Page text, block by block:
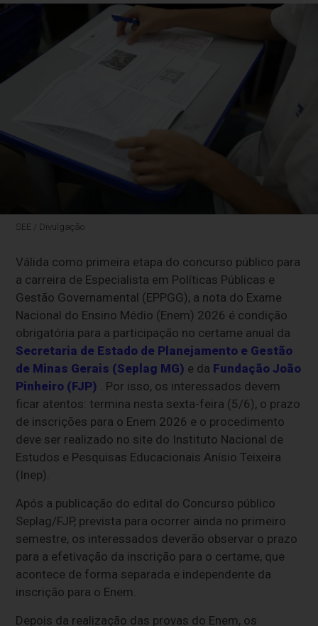
SEE / Divulgação
Válida como primeira etapa do concurso público para
a carreira de Especialista em Políticas Públicas e
Gestão Governamental (EPPGG), a nota do Exame
Nacional do Ensino Médio (Enem) 2026 é condição
obrigatória para a participação no certame anual da
Secretaria de Estado de Planejamento e Gestão
de Minas Gerais (Seplag MG) e da Fundação João
Pinheiro (FJP) . Por isso, os interessados devem
ficar atentos: termina nesta sexta-feira (5/6), o prazo
de inscrições para o Enem 2026 e o procedimento
deve ser realizado no site do Instituto Nacional de
Estudos e Pesquisas Educacionais Anísio Teixeira
(Inep).
Após a publicação do edital do Concurso público
Seplag/FJP, prevista para ocorrer ainda no primeiro
semestre, os interessados deverão observar o prazo
para a efetivação da inscrição para o certame, que
acontece de forma separada e independente da
inscrição para o Enem.
Depois da realização das provas do Enem, os